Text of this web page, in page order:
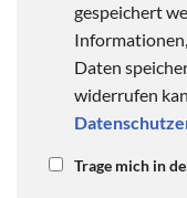
gespeichert
Daten
widerrufen
Trage mich in